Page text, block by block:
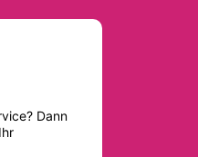
Dann